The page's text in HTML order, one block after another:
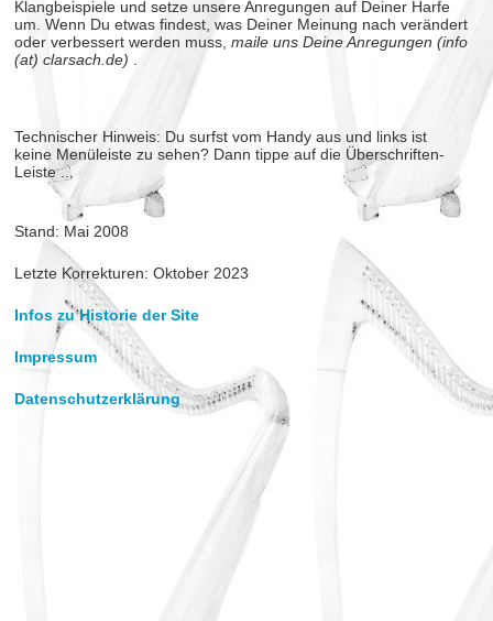
Klangbeispiele und setze unsere Anregungen auf Deiner Harfe
um. Wenn Du etwas findest, was Deiner Meinung nach verändert
oder verbessert werden muss, maile uns Deine Anregungen (info
(at) clarsach.de)
Technischer Hinweis: Du surfst vom Handy aus und links ist
keine Menüleiste zu sehen? Dann tippe auf die Überschriften-
Leiste ...
Stand: Mai 2008
Letzte Korrekturen: Oktober 2023
Infos zu Historie der Site
Impressum
Datenschutzerklärung